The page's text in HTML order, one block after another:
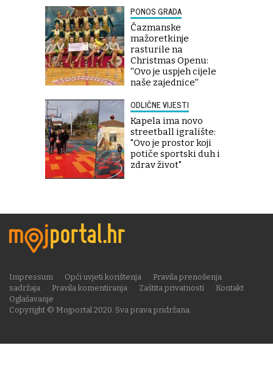
PONOS GRADA
Čazmanske
mažoretkinje
rasturile na
Christmas Openu:
''Ovo je uspjeh cijele
naše zajednice''
ODLIČNE VIJESTI
Kapela ima novo
streetball igralište:
"Ovo je prostor koji
potiče sportski duh i
zdrav život"
Copyright © Mojportal 2020. Sva prava pridržana.
Impressum Opći uvjeti korištenja
Pravila prenošenja
sadržaja
Pravila komentiranja Zaštita privatnosti
Kontakt
Oglašavanje